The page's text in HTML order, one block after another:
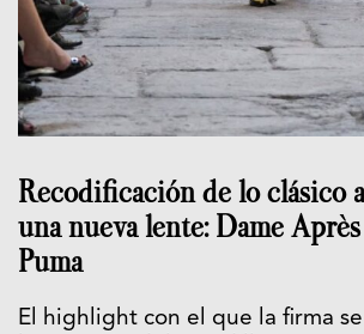
Recodificación de lo clásico
una nueva lente: Dame
Puma
El highlight con el que la firma